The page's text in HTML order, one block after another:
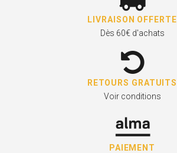
LIVRAISON OFFERTE
Dès 60€ d'achats
RETOURS GRATUITS
Voir conditions
PAIEMENT